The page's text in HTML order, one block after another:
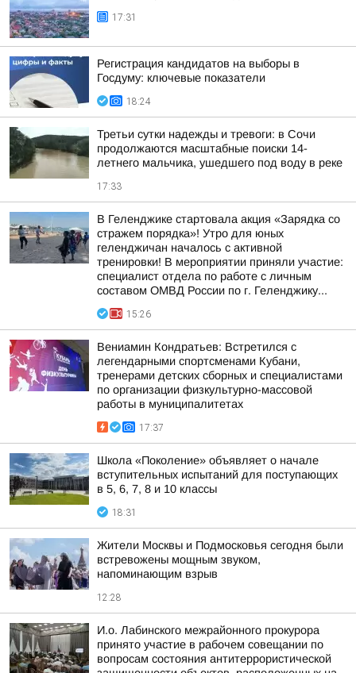
17:31
Регистрация кандидатов на выборы в
Госдуму: ключевые показатели
18:24
Третьи сутки надежды и тревоги: в Сочи
продолжаются масштабные поиски 14-
летнего мальчика, ушедшего под воду в реке
17:33
В Геленджике стартовала акция «Зарядка со
стражем порядка»! Утро для юных
геленджичан началось с активной
тренировки! В мероприятии приняли участие:
специалист отдела по работе с личным
составом ОМВД России по г. Геленджику...
15:26
Вениамин Кондратьев: Встретился с
легендарными спортсменами Кубани,
тренерами детских сборных и специалистами
по организации физкультурно-массовой
работы в муниципалитетах
17:37
Школа «Поколение» объявляет о начале
вступительных испытаний для поступающих
в 5, 6, 7, 8 и 10 классы
18:31
Жители Москвы и Подмосковья сегодня были
встревожены мощным звуком,
напоминающим взрыв
12:28
И.о. Лабинского межрайонного прокурора
принято участие в рабочем совещании по
вопросам состояния антитеррористической